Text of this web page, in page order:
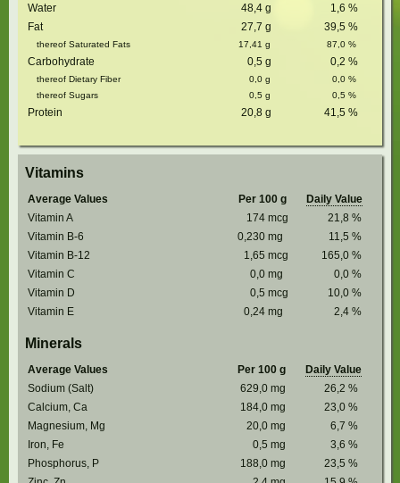
Water
48,4 g 1,6 %
Fat
27,7 g 39,5 %
thereof Saturated Fats 17,41 g 87,0 %
Carbohydrate 0,5 g 0,2 %
thereof Dietary Fiber 0,0 g 0,0 %
thereof Sugars
0,5 g 0,5 %
Protein 20,8 g 41,5 %
Vitamins
Average Values Per 100 g
Daily Value
Vitamin A
174 mcg 21,8 %
Vitamin B-6
0,230 mg 11,5 %
Vitamin B-12
1,65 mcg 165,0 %
Vitamin C
0,0 mg 0,0 %
Vitamin D
0,5 mcg 10,0 %
Vitamin E
0,24 mg 2,4 %
Minerals
Average Values Per 100 g
Daily Value
Sodium (Salt)
629,0 mg 26,2 %
Calcium, Ca
184,0 mg 23,0 %
Magnesium, Mg
20,0 mg 6,7 %
Iron, Fe
0,5 mg 3,6 %
Phosphorus, P
188,0 mg 23,5 %